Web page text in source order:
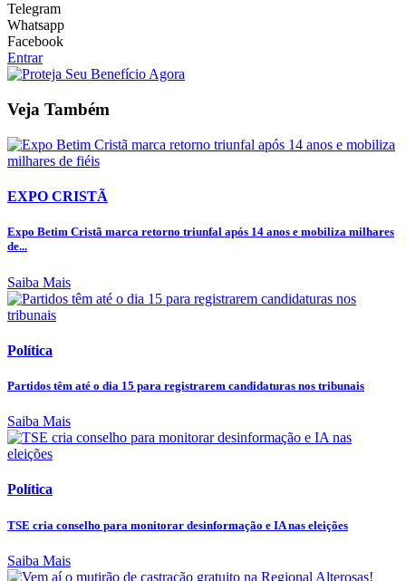
Telegram
Whatsapp
Facebook
Entrar
Veja Também
EXPO CRISTÃ
Expo Betim Cristã marca retorno triunfal após 14 anos e mobiliza milhares
de...
Saiba Mais
Política
Partidos têm até o dia 15 para registrarem candidaturas nos tribunais
Saiba Mais
Política
TSE cria conselho para monitorar desinformação e IA nas eleições
Saiba Mais